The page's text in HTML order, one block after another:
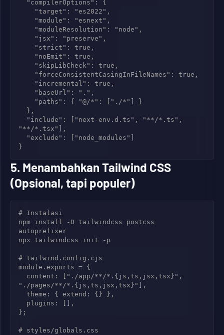
"**/*.tsx"],
5. Menambahkan Tailwind CSS
(Opsional, tapi populer)
# Instalasi
npm install -D tailwindcss postcss
autoprefixer
npx tailwindcss init -p
# tailwind.config.cjs
module.exports = {
"./pages/**/*.{js,ts,jsx,tsx}"],
};
# styles/globals.css